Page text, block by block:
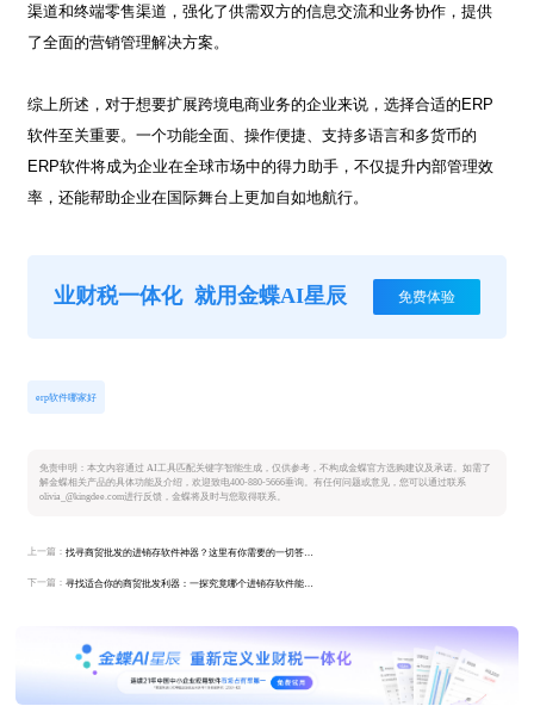
渠道和终端零售渠道，强化了供需双方的信息交流和业务协作，提供
了全面的营销管理解决方案。
综上所述，对于想要扩展跨境电商业务的企业来说，选择合适的ERP
软件至关重要。一个功能全面、操作便捷、支持多语言和多货币的
ERP软件将成为企业在全球市场中的得力助手，不仅提升内部管理效
率，还能帮助企业在国际舞台上更加自如地航行。
业财税一体化 就用金蝶AI星辰 免费体验
erp软件哪家好
免责申明：本文内容通过 AI工具匹配关键字智能生成，仅供参考，不构成金蝶官方选购建议及承诺。如需了
解金蝶相关产品的具体功能及介绍，欢迎致电400-880-5666垂询。有任何问题或意见，您可以通过联系
olivia_@kingdee.com进行反馈，金蝶将及时与您取得联系。
上一篇：
下一篇：